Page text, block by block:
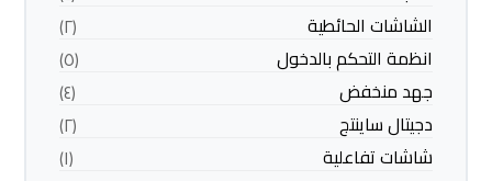
الشاشات الحائطية
(٢)
انظمة التحكم بالدخول
(٥)
جهد منخفض
(٤)
دجيتال ساينتج
(٢)
شاشات تفاعلية
(١)